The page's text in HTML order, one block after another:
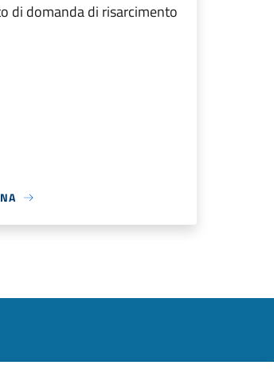
di domanda di risarcimento